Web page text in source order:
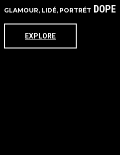
GLAMOUR, LIDÉ, PORTRÉT DOPE
EXPLORE